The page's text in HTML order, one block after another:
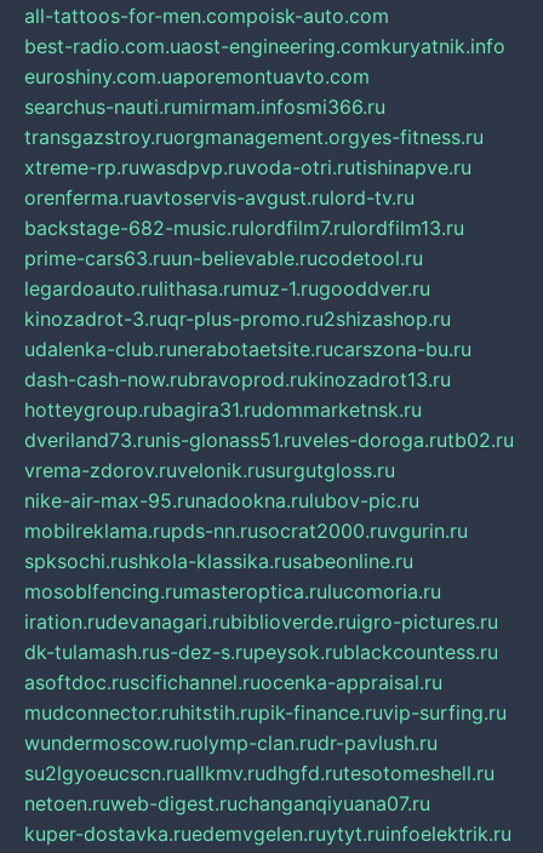
all-tattoos-for-men.compoisk-auto.com
best-radio.com.uaost-engineering.comkuryatnik.info
euroshiny.com.uaporemontuavto.com
searchus-nauti.rumirmam.infosmi366.ru
transgazstroy.ruorgmanagement.orgyes-fitness.ru
xtreme-rp.ruwasdpvp.ruvoda-otri.rutishinapve.ru
orenferma.ruavtoservis-avgust.rulord-tv.ru
backstage-682-music.rulordfilm7.rulordfilm13.ru
prime-cars63.ruun-believable.rucodetool.ru
legardoauto.rulithasa.rumuz-1.rugooddver.ru
kinozadrot-3.ruqr-plus-promo.ru2shizashop.ru
udalenka-club.runerabotaetsite.rucarszona-bu.ru
dash-cash-now.rubravoprod.rukinozadrot13.ru
hotteygroup.rubagira31.rudommarketnsk.ru
dveriland73.runis-glonass51.ruveles-doroga.rutb02.ru
vrema-zdorov.ruvelonik.rusurgutgloss.ru
nike-air-max-95.runadookna.rulubov-pic.ru
mobilreklama.rupds-nn.rusocrat2000.ruvgurin.ru
spksochi.rushkola-klassika.rusabeonline.ru
mosoblfencing.rumasteroptica.rulucomoria.ru
iration.rudevanagari.rubiblioverde.ruigro-pictures.ru
dk-tulamash.rus-dez-s.rupeysok.rublackcountess.ru
asoftdoc.ruscifichannel.ruocenka-appraisal.ru
mudconnector.ruhitstih.rupik-finance.ruvip-surfing.ru
wundermoscow.ruolymp-clan.rudr-pavlush.ru
su2lgyoeucscn.ruallkmv.rudhgfd.rutesotomeshell.ru
netoen.ruweb-digest.ruchanganqiyuana07.ru
kuper-dostavka.ruedemvgelen.ruytyt.ruinfoelektrik.ru